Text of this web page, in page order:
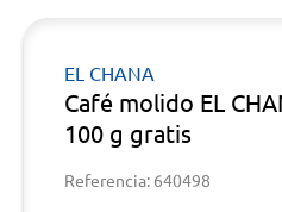
EL CHANA
Café molido EL
100 g gratis
Referencia: 640498